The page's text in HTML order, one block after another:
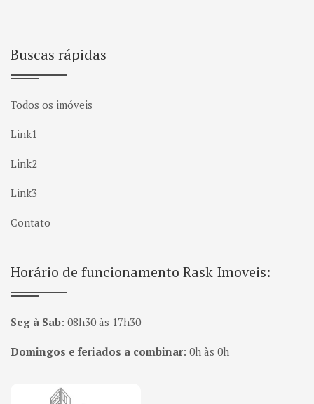
Buscas rápidas
Todos os imóveis
Link1
Link2
Link3
Contato
Horário de funcionamento Rask Imoveis:
Seg à Sab: 08h30 às 17h30
Domingos e feriados a combinar: 0h às 0h
Página inicial